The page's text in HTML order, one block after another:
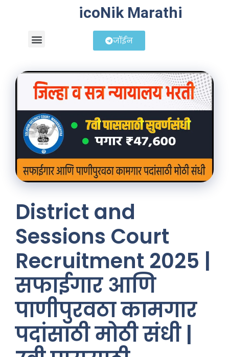
icoNik Marathi
जॉईन
District and
Sessions Court
Recruitment 2025 |
सफाईगार आणि
पाणीपुरवठा कामगार
पदांसाठी मोठी संधी |